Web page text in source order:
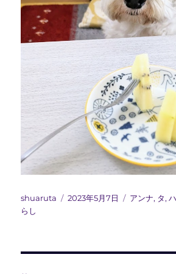
投
稿
shuaruta
投
2023年5月7日
カ
アンナ, タ,
らし